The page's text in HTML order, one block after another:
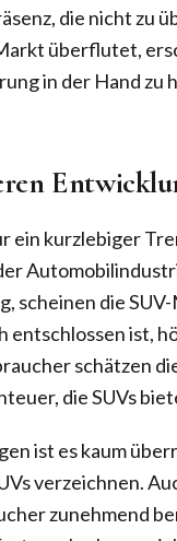
die nicht zu
überflutet,
in der Hand zu
ein kurzlebiger
scheinen die
entschlossen ist,
schätzen
die SUVs
ist es kaum
verzeichnen.
zunehmend